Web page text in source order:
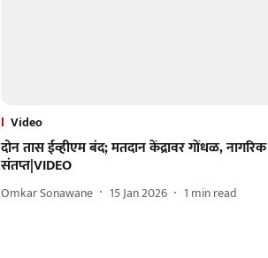
Video
दोन तास ईव्हीएम बंद; मतदान केंद्रावर गोंधळ, नागरिक
संतप्त|VIDEO
Omkar Sonawane 15 Jan 2026 1 min read